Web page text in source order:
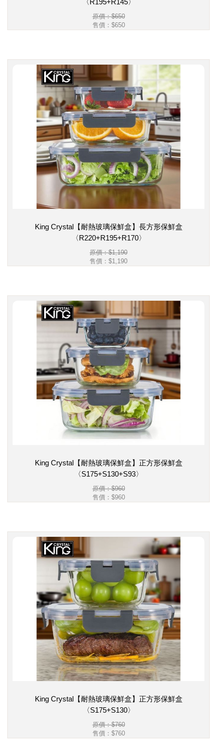
〈R195+R145〉
原價：$650
售價： $650
King Crystal【耐熱玻璃保鮮盒】長方形保鮮盒
〈R220+R195+R170〉
原價：$1,190
售價： $1,190
King Crystal【耐熱玻璃保鮮盒】正方形保鮮盒
〈S175+S130+S93〉
原價：$960
售價： $960
King Crystal【耐熱玻璃保鮮盒】正方形保鮮盒
〈S175+S130〉
原價：$760
售價： $760